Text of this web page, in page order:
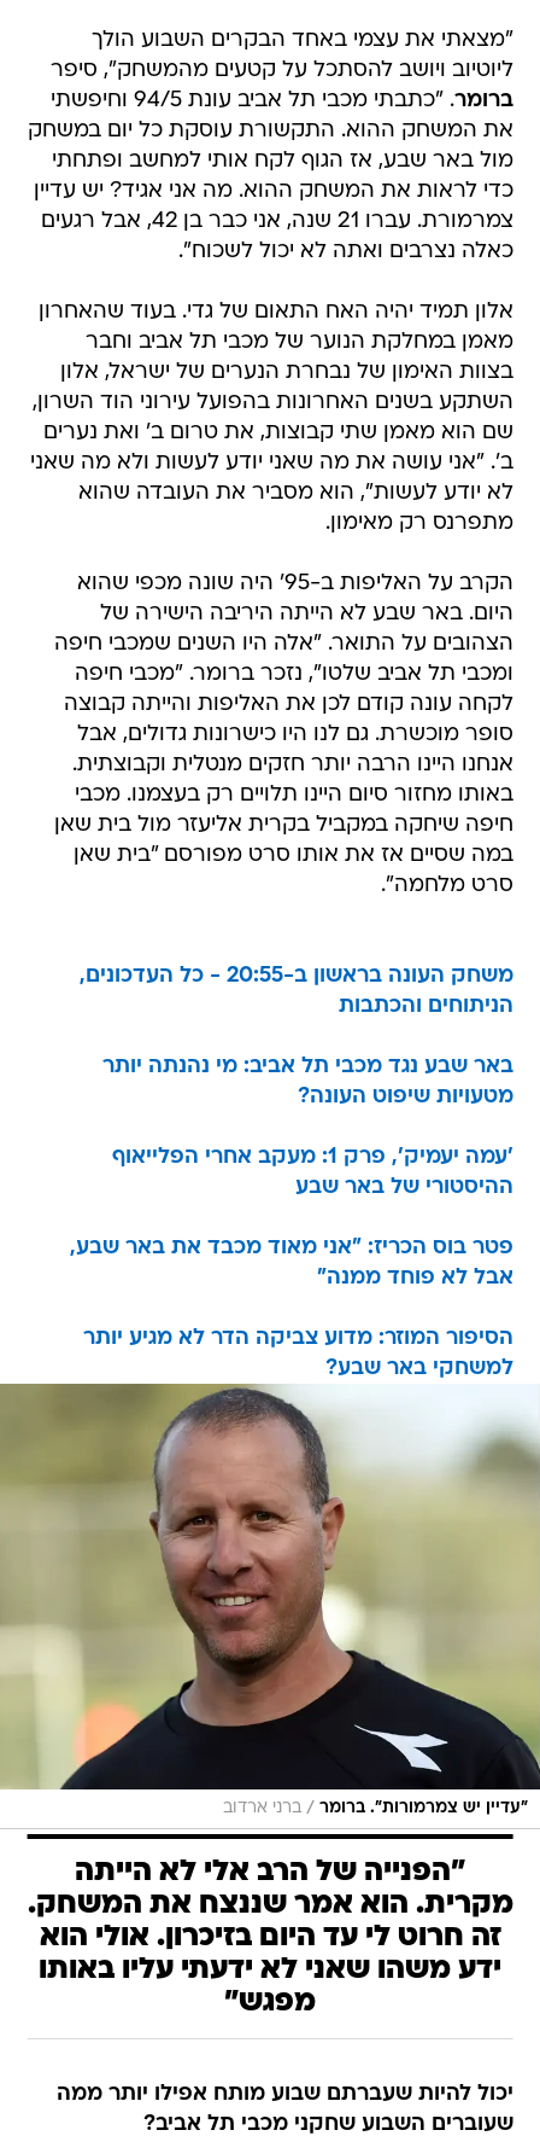
"מצאתי את עצמי באחד הבקרים השבוע הולך
ליוטיוב ויושב להסתכל על קטעים מהמשחק", סיפר
ברומר
. "כתבתי מכבי תל אביב עונת 94/5 וחיפשתי
את המשחק ההוא. התקשורת עוסקת כל יום במשחק
מול באר שבע, אז הגוף לקח אותי למחשב ופתחתי
כדי לראות את המשחק ההוא. מה אני אגיד? יש עדיין
צמרמורת. עברו 21 שנה, אני כבר בן 42, אבל רגעים
כאלה נצרבים ואתה לא יכול לשכוח".
אלון תמיד יהיה האח התאום של גדי. בעוד שהאחרון
מאמן במחלקת הנוער של מכבי תל אביב וחבר
בצוות האימון של נבחרת הנערים של ישראל, אלון
השתקע בשנים האחרונות בהפועל עירוני הוד השרון,
שם הוא מאמן שתי קבוצות, את טרום ב' ואת נערים
ב'. "אני עושה את מה שאני יודע לעשות ולא מה שאני
לא יודע לעשות", הוא מסביר את העובדה שהוא
מתפרנס רק מאימון.
הקרב על האליפות ב-95' היה שונה מכפי שהוא
היום. באר שבע לא הייתה היריבה הישירה של
הצהובים על התואר. "אלה היו השנים שמכבי חיפה
ומכבי תל אביב שלטו", נזכר ברומר. "מכבי חיפה
לקחה עונה קודם לכן את האליפות והייתה קבוצה
סופר מוכשרת. גם לנו היו כישרונות גדולים, אבל
אנחנו היינו הרבה יותר חזקים מנטלית וקבוצתית.
באותו מחזור סיום היינו תלויים רק בעצמנו. מכבי
חיפה שיחקה במקביל בקרית אליעזר מול בית שאן
במה שסיים אז את אותו סרט מפורסם "בית שאן
סרט מלחמה".
משחק העונה בראשון ב-20:55 - כל העדכונים,
הניתוחים והכתבות
באר שבע נגד מכבי תל אביב: מי נהנתה יותר
מטעויות שיפוט העונה?
'עמה יעמיק', פרק 1: מעקב אחרי הפלייאוף
ההיסטורי של באר שבע
פטר בוס הכריז: "אני מאוד מכבד את באר שבע,
אבל לא פוחד ממנה"
הסיפור המוזר: מדוע צביקה הדר לא מגיע יותר
למשחקי באר שבע?
"עדיין יש צמרמורות". ברומר / ברני ארדוב
"הפנייה של הרב אלי לא הייתה
מקרית. הוא אמר שננצח את המשחק.
זה חרוט לי עד היום בזיכרון. אולי הוא
ידע משהו שאני לא ידעתי עליו באותו
מפגש"
יכול להיות שעברתם שבוע מותח אפילו יותר ממה
שעוברים השבוע שחקני מכבי תל אביב?